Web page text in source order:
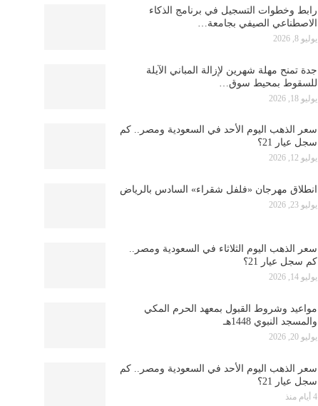
رابط وخطوات التسجيل في برنامج الذكاء
الاصطناعي الصيفي بجامعة…
يوليو 8, 2026
جدة تمنح مهلة شهرين لإزالة المباني الآيلة
للسقوط بمحيط سوق…
يوليو 18, 2026
سعر الذهب اليوم الأحد في السعودية ومصر.. كم
سجل عيار 21؟
يوليو 12, 2026
انطلاق مهرجان «فلفل شقراء» السادس بالرياض
يوليو 23, 2026
سعر الذهب اليوم الثلاثاء في السعودية ومصر..
كم سجل عيار 21؟
يوليو 14, 2026
مواعيد وشروط القبول بمعهد الحرم المكي
والمسجد النبوي 1448هـ
يوليو 20, 2026
سعر الذهب اليوم الأحد في السعودية ومصر.. كم
سجل عيار 21؟
4 أيام منذ